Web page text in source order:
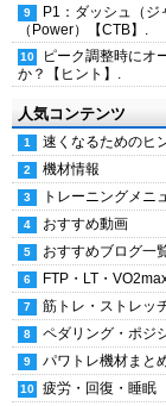
P1：ダッシュ（
（Power）【CTB】.
ピーク調整時にオ
か？【ヒント】.
人気コンテンツ
速くなるためのヒ
機材情報
トレーニングメニ
おすすめ動画
おすすめブログ一
FTP・LT・
筋トレ・ストレッ
ペダリング・ポジ
パワトレ機材まと
疲労・回復・睡眠